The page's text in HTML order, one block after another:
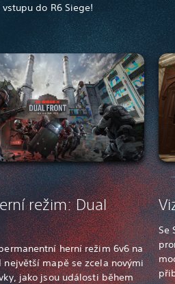
vstupu do R6 Siege!
režim: Dual
herní režim 6v6 na
největší mapě se zcela novými
jako jsou události během
Se